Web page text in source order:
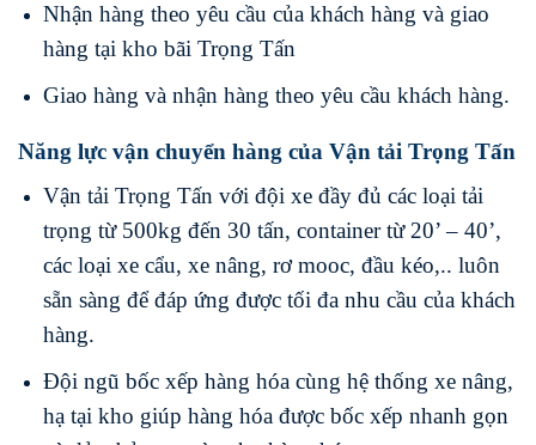
Nhận hàng theo yêu cầu của khách hàng và giao
hàng tại kho bãi Trọng Tấn
Giao hàng và nhận hàng theo yêu cầu khách hàng.
Năng lực vận chuyển hàng của Vận tải Trọng Tấn
Vận tải Trọng Tấn với đội xe đầy đủ các loại tải
trọng từ 500kg đến 30 tấn, container từ 20’ – 40’,
các loại xe cẩu, xe nâng, rơ mooc, đầu kéo,.. luôn
sẵn sàng để đáp ứng được tối đa nhu cầu của khách
hàng.
Đội ngũ bốc xếp hàng hóa cùng hệ thống xe nâng,
hạ tại kho giúp hàng hóa được bốc xếp nhanh gọn